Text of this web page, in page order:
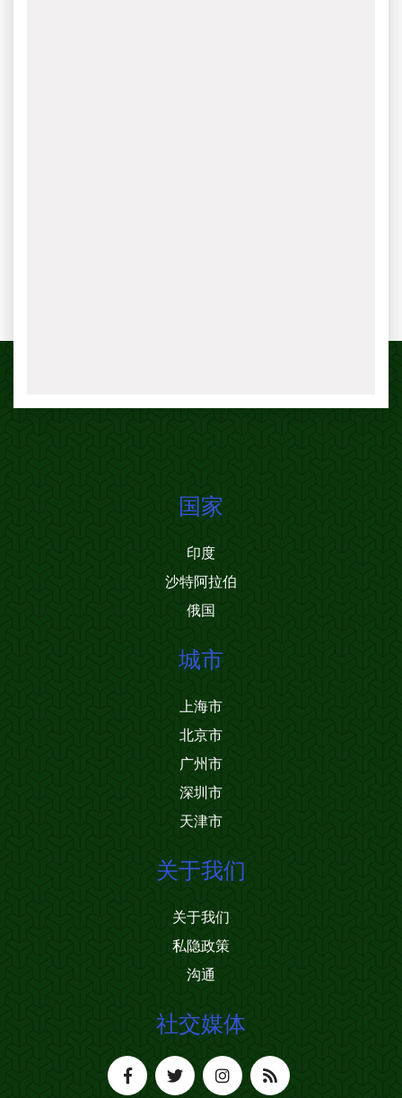
国家
印度
沙特阿拉伯
俄国
城市
上海市
北京市
广州市
深圳市
天津市
关于我们
关于我们
私隐政策
沟通
社交媒体